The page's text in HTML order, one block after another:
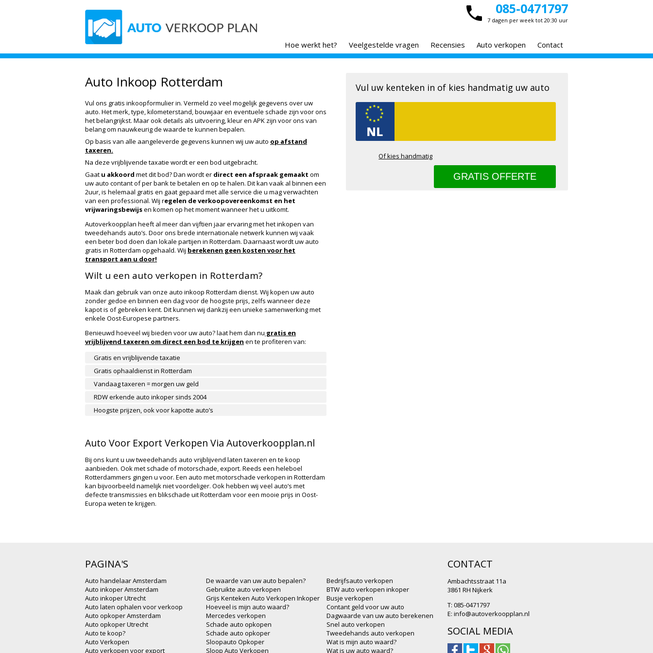
085-0471797
7 dagen per week tot 20:30 uur
Hoe werkt het? Veelgestelde vragen Recensies Auto verkopen Contact
Auto Inkoop Rotterdam
Vul ons gratis inkoopformulier in. Vermeld zo veel mogelijk gegevens over uw
auto. Het merk, type, kilometerstand, bouwjaar en eventuele schade zijn voor ons
het belangrijkst. Maar ook details als uitvoering, kleur en APK zijn voor ons van
belang om nauwkeurig de waarde te kunnen bepalen.
Op basis van alle aangeleverde gegevens kunnen wij uw auto op afstand
taxeren.
Na deze vrijblijvende taxatie wordt er een bod uitgebracht.
Gaat u akkoord met dit bod? Dan wordt er direct een afspraak gemaakt om
uw auto contant of per bank te betalen en op te halen. Dit kan vaak al binnen een
2uur, is helemaal gratis en gaat gepaard met alle service die u mag verwachten
van een professional. Wij regelen de verkoopovereenkomst en het
vrijwaringsbewijsen komen op het moment wanneer het u uitkomt.
Autoverkoopplan heeft al meer dan vijftien jaar ervaring met het inkopen van
tweedehands auto’s. Door ons brede internationale netwerk kunnen wij vaak
een beter bod doen dan lokale partijen in Rotterdam. Daarnaast wordt uw auto
gratis in Rotterdam opgehaald. Wij berekenen geen kosten voor het
transport aan u door!
Wilt u een auto verkopen in Rotterdam?
Maak dan gebruik van onze auto inkoop Rotterdam dienst. Wij kopen uw auto
zonder gedoe en binnen een dag voor de hoogste prijs, zelfs wanneer deze
kapot is of gebreken kent. Dit kunnen wij dankzij een unieke samenwerking met
enkele Oost-Europese partners.
Benieuwd hoeveel wij bieden voor uw auto? laat hem dan nu gratis en
vrijblijvend taxeren om direct een bod te krijgen en te profiteren van:
Gratis en vrijblijvende taxatie
Gratis ophaaldienst in Rotterdam
Vandaag taxeren = morgen uw geld
RDW erkende auto inkoper sinds 2004
Hoogste prijzen, ook voor kapotte auto’s
Auto Voor Export Verkopen Via Autoverkoopplan.nl
Bij ons kunt u uw tweedehands auto vrijblijvend laten taxeren en te koop
aanbieden. Ook met schade of motorschade, export. Reeds een heleboel
Rotterdammers gingen u voor. Een auto met motorschade verkopen in Rotterdam
kan bijvoorbeeld namelijk niet voordeliger. Ook hebben wij veel auto’s met
defecte transmissies en blikschade uit Rotterdam voor een mooie prijs in Oost-
Europa weten te krijgen.
Vul uw kenteken in of kies handmatig uw auto
Of kies handmatig
PAGINA'S
Auto handelaar Amsterdam
Auto inkoper Amsterdam
Auto inkoper Utrecht
Auto laten ophalen voor verkoop
Auto opkoper Amsterdam
Auto opkoper Utrecht
Auto te koop?
Auto Verkopen
Auto verkopen voor export
De waarde van uw auto bepalen?
Gebruikte auto verkopen
Grijs Kenteken Auto Verkopen Inkoper
Hoeveel is mijn auto waard?
Mercedes verkopen
Schade auto opkopen
Schade auto opkoper
Sloopauto Opkoper
Sloop Auto Verkopen
Bedrijfsauto verkopen
BTW auto verkopen inkoper
Busje verkopen
Contant geld voor uw auto
Dagwaarde van uw auto berekenen
Snel auto verkopen
Tweedehands auto verkopen
Wat is mijn auto waard?
Wat is uw auto waard?
CONTACT
Ambachtsstraat 11a
3861 RH Nijkerk
T: 085-0471797
E: info@autoverkoopplan.nl
SOCIAL MEDIA